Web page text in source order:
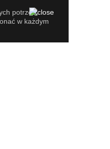
potrzeb.
w każdym